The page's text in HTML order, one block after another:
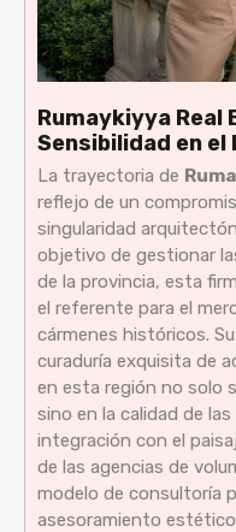
Rumaykiyya Real
Sensibilidad en el
La trayectoria de
reflejo de un
singularidad
objetivo de gestionar
de la provincia, esta
el referente para el
cármenes históricos.
curaduría exquisita de
en esta región no solo
sino en la calidad de
integración con el
de las agencias de
modelo de consultoría
asesoramiento